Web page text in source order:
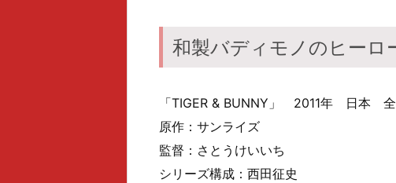
和製バディモノのヒーロ
「TIGER & BUNNY」 2011年 日本
原作：サンライズ
監督：さとうけいいち
シリーズ構成：西田征史